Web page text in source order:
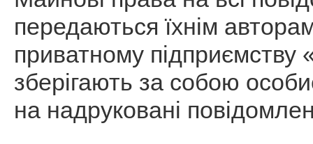
передаються їхнім
приватному
зберігають за собою
на надруковані